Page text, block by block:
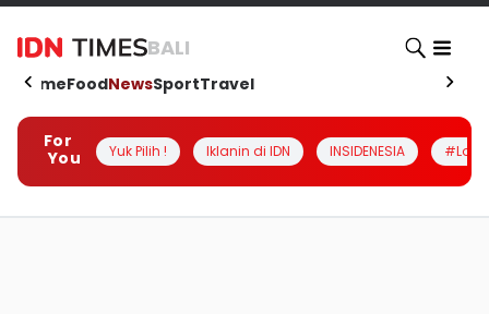
BALI
HomeFoodNewsSportTravel
For
You
Yuk Pilih ! Iklanin di IDN INSIDENESIA